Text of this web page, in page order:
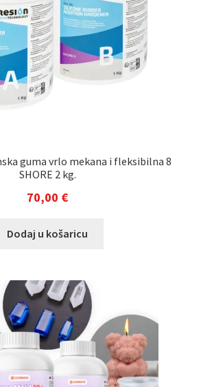
guma vrlo mekana i fleksibilna 8
SHORE 2 kg.
70,00 €
Dodaj u košaricu